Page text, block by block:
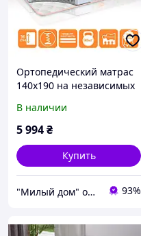
Ортопедический матрас
140х190 на независимых
двуспальной кровати
Classic Econom
В наличии
5 994₴
Купить
"Милый дом" онлайн магазин 93%